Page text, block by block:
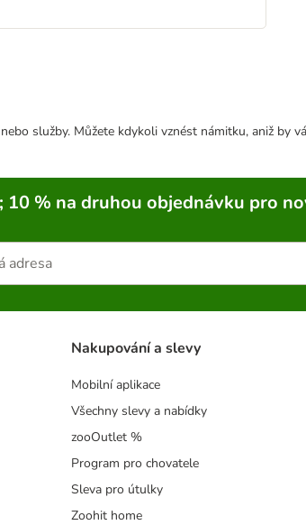
služby. Můžete kdykoli vznést námitku, aniž by
% na druhou objednávku pro
Nakupování a slevy
Mobilní aplikace
Všechny slevy a nabídky
zooOutlet %
Program pro chovatele
Sleva pro útulky
Zoohit home